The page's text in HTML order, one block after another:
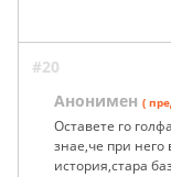
#20
Анонимен (
Оставете го
знае,че при
история,стара